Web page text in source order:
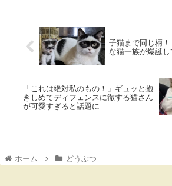
子猫まで同じ柄
な猫一族が爆誕し
「これは絶対私のもの！」ギュッと抱
きしめてディフェンスに徹する猫さん
が可愛すぎると話題に
ホーム どうぶつ